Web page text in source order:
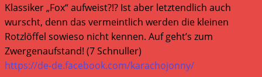
Klassiker „Fox“ aufweist?!? Ist aber letztendlich auch
wurscht, denn das vermeintlich werden die kleinen
Rotzlöffel sowieso nicht kennen. Auf geht’s zum
Zwergenaufstand! (7 Schnuller)
https://de-de.facebook.com/karachojonny/